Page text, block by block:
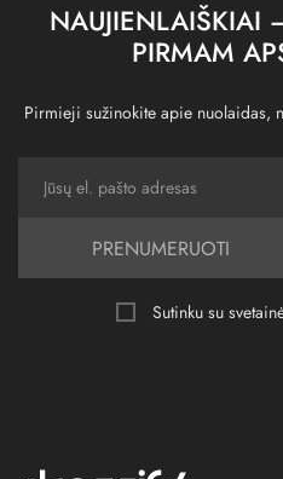
NAUJIENLAIŠKIAI
PIRMAM
Pirmieji sužinokite apie nuolaidas,
PRENUMERUOTI
Sutinku su